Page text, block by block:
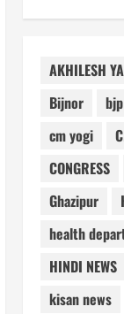
AKHILESH
Bijnor
bjp
cm yogi
CONGRESS
Ghazipur
health
HINDI NEWS
kisan news